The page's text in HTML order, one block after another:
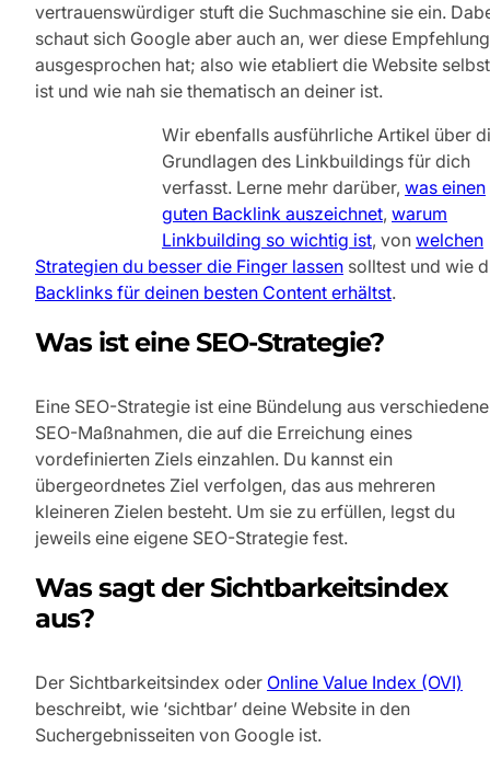
vertrauenswürdiger stuft die Suchmaschine sie ein.
schaut sich Google aber auch an, wer diese Empfehlung
ausgesprochen hat; also wie etabliert die Website selbst
ist und wie nah sie thematisch an deiner ist.
Wir ebenfalls ausführliche Artikel über
Grundlagen des Linkbuildings für dich
verfasst. Lerne mehr darüber, was einen
guten Backlink auszeichnet, warum
Linkbuilding so wichtig ist, von welchen
Strategien du besser die Finger lassen solltest und wie
Backlinks für deinen besten Content erhältst.
Was ist eine SEO-Strategie?
Eine SEO-Strategie ist eine Bündelung aus
SEO-Maßnahmen, die auf die Erreichung eines
vordefinierten Ziels einzahlen. Du kannst ein
übergeordnetes Ziel verfolgen, das aus mehreren
kleineren Zielen besteht. Um sie zu erfüllen, legst du
jeweils eine eigene SEO-Strategie fest.
Was sagt der Sichtbarkeitsindex
aus?
Der Sichtbarkeitsindex oder Online Value Index (OVI)
beschreibt, wie ‘sichtbar’ deine Website in den
Suchergebnisseiten von Google ist.